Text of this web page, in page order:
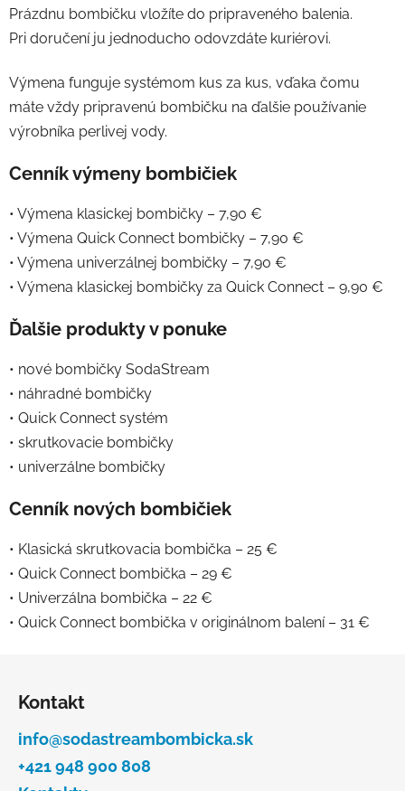
Prázdnu bombičku vložíte do pripraveného balenia.
Pri doručení ju jednoducho odovzdáte kuriérovi.
Výmena funguje systémom kus za kus, vďaka čomu
máte vždy pripravenú bombičku na ďalšie používanie
výrobníka perlivej vody.
Cenník výmeny bombičiek
• Výmena klasickej bombičky – 7,90 €
• Výmena Quick Connect bombičky – 7,90 €
• Výmena univerzálnej bombičky – 7,90 €
• Výmena klasickej bombičky za Quick Connect – 9,90 €
Ďalšie produkty v ponuke
• nové bombičky SodaStream
• náhradné bombičky
• Quick Connect systém
• skrutkovacie bombičky
• univerzálne bombičky
Cenník nových bombičiek
• Klasická skrutkovacia bombička – 25 €
• Quick Connect bombička – 29 €
• Univerzálna bombička – 22 €
• Quick Connect bombička v originálnom balení – 31 €
Kontakt
info@sodastreambombicka.sk
+421 948 900 808